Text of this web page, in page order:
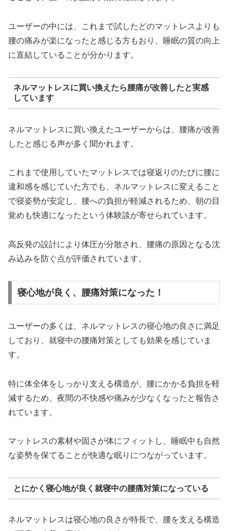
ユーザーの中には、これまで試したどのマットレスよりも
腰の痛みが楽になったと感じる方もおり、睡眠の質の向上
に直結していることが分かります。
ネルマットレスに買い換えたら腰痛が改善したと実感
しています
ネルマットレスに買い換えたユーザーからは、腰痛が改善
したと感じる声が多く聞かれます。
これまで使用していたマットレスでは寝返りのたびに腰に
違和感を感じていた方でも、ネルマットレスに変えること
で寝姿勢が安定し、腰への負担が軽減されるため、朝の目
覚めも快適になったという体験談が寄せられています。
高反発の設計により体圧が分散され、腰痛の原因となる沈
み込みを防ぐ点が評価されています。
寝心地が良く、腰痛対策になった！
ユーザーの多くは、ネルマットレスの寝心地の良さに満足
しており、就寝中の腰痛対策としても効果を感じていま
す。
特に体全体をしっかり支える構造が、腰にかかる負担を軽
減するため、夜間の不快感や痛みが少なくなったと報告さ
れています。
マットレスの素材や固さが体にフィットし、睡眠中も自然
な姿勢を保てることが快適な眠りにつながっています。
とにかく寝心地が良く就寝中の腰痛対策になっている
ネルマットレスは寝心地の良さが特長で、腰を支える構造